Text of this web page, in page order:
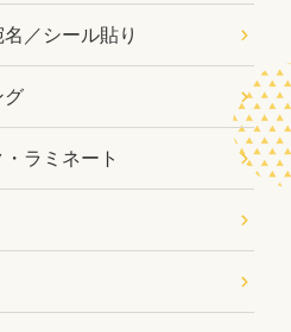
／シール貼り
グ
ラミネート